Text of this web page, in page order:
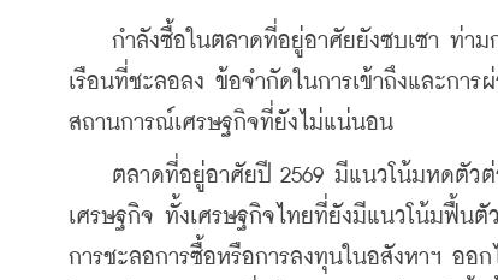
กำลังซื้อในตลาดที่อยู่อาศัยยังซบเซา ท่ามก
เรือนที่ชะลอลง ข้อจำกัดในการเข้าถึงและกา
สถานการณ์เศรษฐกิจที่ยังไม่แน่นอน
ตลาดที่อยู่อาศัยปี 2569 มีแนวโน้มหดตัวต่อ
เศรษฐกิจ ทั้งเศรษฐกิจไทยที่ยังมีแนวโน้มฟื้นตั
การชะลอการซื้อหรือการลงทุนในอสังหาฯ อ